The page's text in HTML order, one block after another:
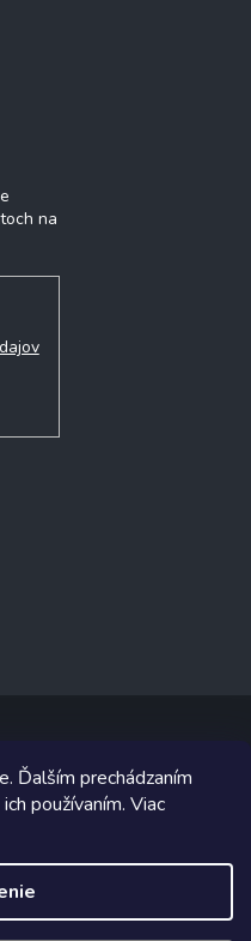
Ďalším prechádzaním
používaním. Viac
na
práva vyhradené.
.